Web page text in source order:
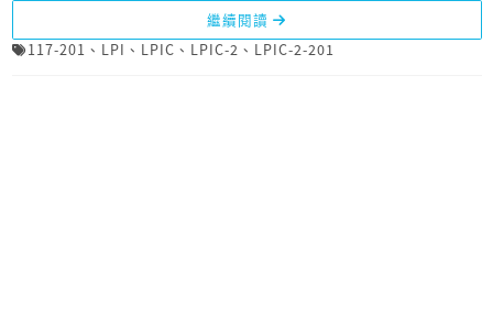
繼續閱讀
117-201 、 LPI 、 LPIC 、 LPIC-2 、 LPIC-2-201